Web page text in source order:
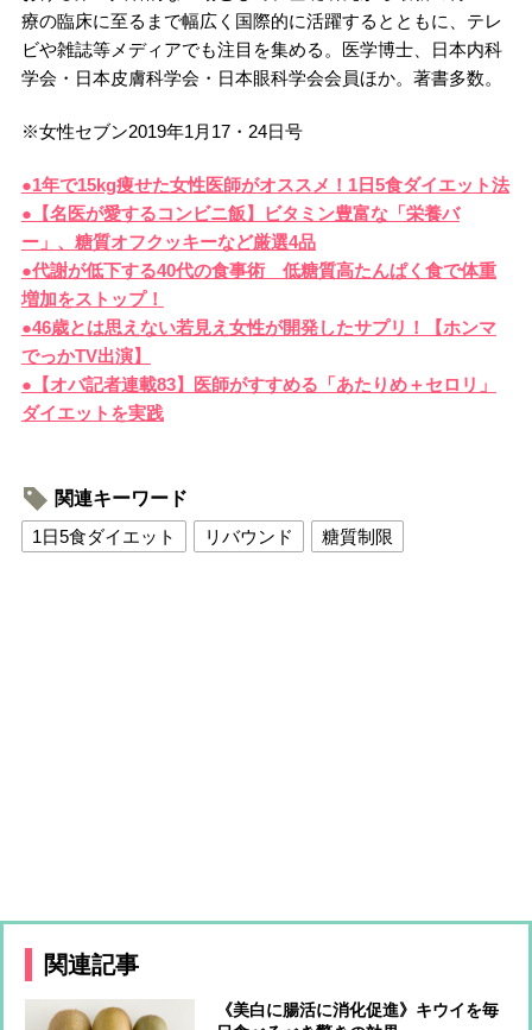
療の臨床に至るまで幅広く国際的に活躍するとともに、テレ
ビや雑誌等メディアでも注目を集める。医学博士、日本内科
学会・日本皮膚科学会・日本眼科学会会員ほか。著書多数。
※女性セブン2019年1月17・24日号
●1年で15kg痩せた女性医師がオススメ！1日5食ダイエット法
●【名医が愛するコンビニ飯】ビタミン豊富な「栄養バ
ー」、糖質オフクッキーなど厳選4品
●代謝が低下する40代の食事術 低糖質高たんぱく食で体重
増加をストップ！
●46歳とは思えない若見え女性が開発したサプリ！【ホンマ
でっかTV出演】
●【オバ記者連載83】医師がすすめる「あたりめ＋セロリ」
ダイエットを実践
関連キーワード
1日5食ダイエット
リバウンド 糖質制限
関連記事
《美白に腸活に消化促進》キウイを毎